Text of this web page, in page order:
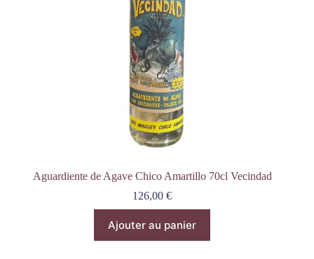
Aguardiente de Agave Chico Amartillo 70cl Vecindad
126,00€
Ajouter au panier